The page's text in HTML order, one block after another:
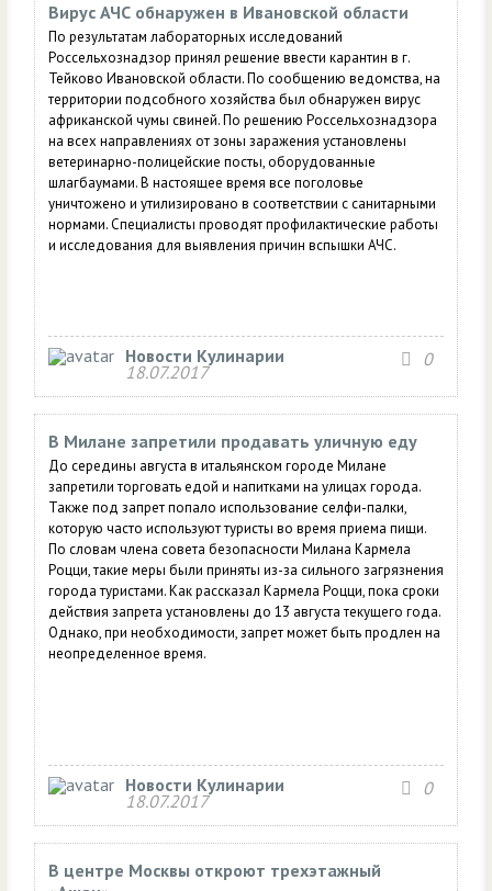
Вирус АЧС обнаружен в Ивановской области
По результатам лабораторных исследований
Россельхознадзор принял решение ввести карантин в г.
Тейково Ивановской области. По сообщению ведомства, на
территории подсобного хозяйства был обнаружен вирус
африканской чумы свиней. По решению Россельхознадзора
на всех направлениях от зоны заражения установлены
ветеринарно-полицейские посты, оборудованные
шлагбаумами. В настоящее время все поголовье
уничтожено и утилизировано в соответствии с санитарными
нормами. Специалисты проводят профилактические работы
и исследования для выявления причин вспышки АЧС.
Новости Кулинарии
18.07.2017
0
В Милане запретили продавать уличную еду
До середины августа в итальянском городе Милане
запретили торговать едой и напитками на улицах города.
Также под запрет попало использование селфи-палки,
которую часто используют туристы во время приема пищи.
По словам члена совета безопасности Милана Кармела
Роцци, такие меры были приняты из-за сильного загрязнения
города туристами. Как рассказал Кармела Роцци, пока сроки
действия запрета установлены до 13 августа текущего года.
Однако, при необходимости, запрет может быть продлен на
неопределенное время.
Новости Кулинарии
18.07.2017
0
В центре Москвы откроют трехэтажный